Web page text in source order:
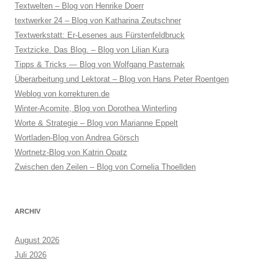
Textwelten – Blog von Henrike Doerr
textwerker 24 – Blog von Katharina Zeutschner
Textwerkstatt: Er-Lesenes aus Fürstenfeldbruck
Textzicke. Das Blog. – Blog von Lilian Kura
Tipps & Tricks — Blog von Wolfgang Pasternak
Überarbeitung und Lektorat – Blog von Hans Peter Roentgen
Weblog von korrekturen.de
Winter-Acomite, Blog von Dorothea Winterling
Worte & Strategie – Blog von Marianne Eppelt
Wortladen-Blog von Andrea Görsch
Wortnetz-Blog von Katrin Opatz
Zwischen den Zeilen – Blog von Cornelia Thoellden
ARCHIV
August 2026
Juli 2026